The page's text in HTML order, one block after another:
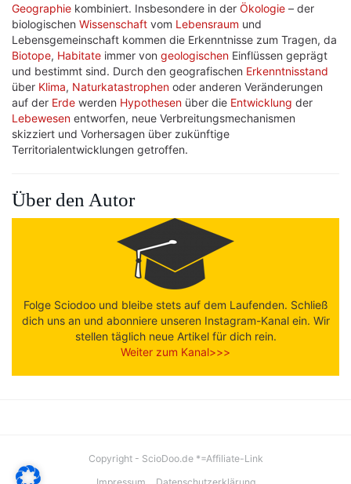
Geographie kombiniert. Insbesondere in der Ökologie – der
biologischen Wissenschaft vom Lebensraum und
Lebensgemeinschaft kommen die Erkenntnisse zum Tragen, da
Biotope, Habitate immer von geologischen Einflüssen geprägt
und bestimmt sind. Durch den geografischen Erkenntnisstand
über Klima, Naturkatastrophen oder anderen Veränderungen
auf der Erde werden Hypothesen über die Entwicklung der
Lebewesen entworfen, neue Verbreitungsmechanismen
skizziert und Vorhersagen über zukünftige
Territorialentwicklungen getroffen.
Über den Autor
Folge Sciodoo und bleibe stets auf dem Laufenden. Schließ
dich uns an und abonniere unseren Instagram-Kanal ein. Wir
stellen täglich neue Artikel für dich rein.
Weiter zum Kanal>>>
Copyright - ScioDoo.de *=Affiliate-Link